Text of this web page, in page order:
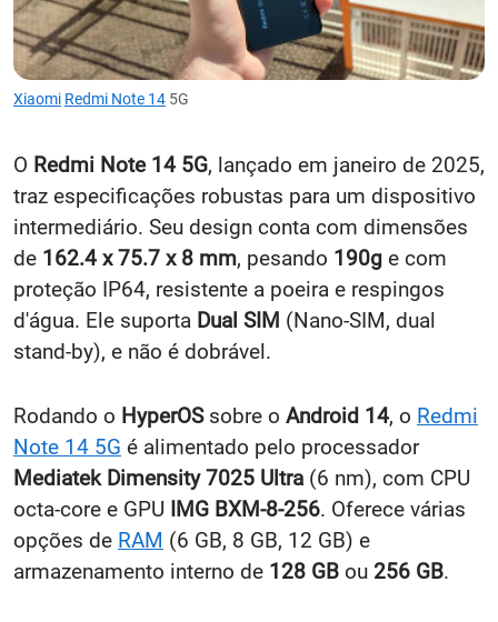
Xiaomi Redmi Note 14 5G
O Redmi Note 14 5G, lançado em janeiro de 2025,
traz especificações robustas para um dispositivo
intermediário. Seu design conta com dimensões
de 162.4 x 75.7 x 8 mm, pesando 190g e com
proteção IP64, resistente a poeira e respingos
d'água. Ele suporta Dual SIM (Nano-SIM, dual
stand-by), e não é dobrável.
Rodando o HyperOSsobre o Android 14, o Redmi
Note 14 5G é alimentado pelo processador
Mediatek Dimensity 7025 Ultra (6 nm), com CPU
octa-core e GPU IMG BXM-8-256. Oferece várias
opções de RAM (6 GB, 8 GB, 12 GB) e
armazenamento interno de 128 GB ou 256 GB.